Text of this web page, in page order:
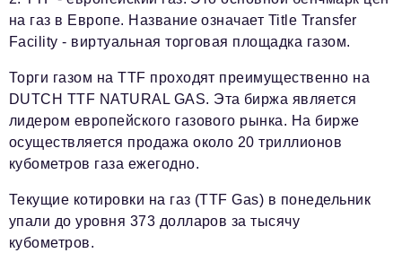
на газ в Европе. Название означает Title Transfer
Facility - виртуальная торговая площадка газом.
Торги газом на TTF проходят преимущественно на
DUTCH TTF NATURAL GAS. Эта биржа является
лидером европейского газового рынка. На бирже
осуществляется продажа около 20 триллионов
кубометров газа ежегодно.
Текущие котировки на газ (TTF Gas) в понедельник
упали до уровня 373 долларов за тысячу
кубометров.